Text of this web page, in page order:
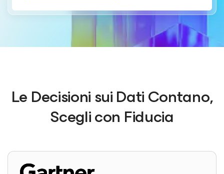
Le Decisioni sui Dati Contano,
Scegli con Fiducia